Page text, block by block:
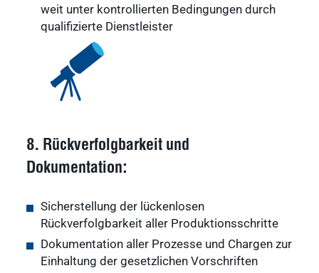
weit unter kontrollierten Bedingungen durch
qualifizierte Dienstleister
8. Rückverfolgbarkeit und
Dokumentation:
Sicherstellung der lückenlosen
Rückverfolgbarkeit aller Produktionsschritte
Dokumentation aller Prozesse und Chargen zur
Einhaltung der gesetzlichen Vorschriften